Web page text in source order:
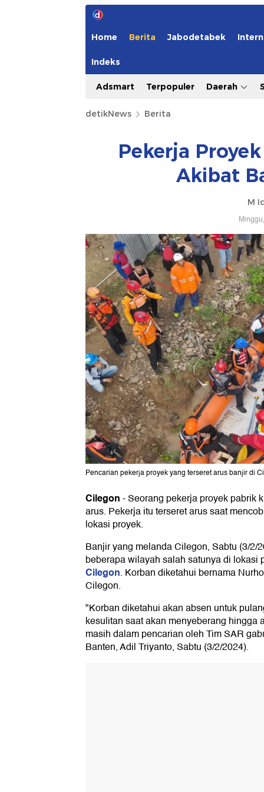
Home Berita Jabodetabek
Indeks
Adsmart Terpopuler Daerah
detikNews Berita
Pekerja
Akibat
M
Pencarian pekerja proyek yang terseret arus banjir di
Cilegon-Seorang pekerja proyek pabrik
arus. Pekerja itu terseret arus saat
lokasi proyek.
Banjir yang melanda Cilegon, Sabtu (3/2/
beberapa wilayah salah satunya di lokasi
Cilegon. Korban diketahui bernama
Cilegon.
"Korban diketahui akan absen untuk
kesulitan saat akan menyeberang hingga
masih dalam pencarian oleh Tim SAR
Banten, Adil Triyanto, Sabtu (3/2/2024).